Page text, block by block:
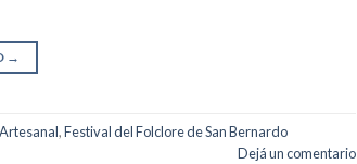
→
,Festival del Folclore de San Bernardo
Dejá un comentario